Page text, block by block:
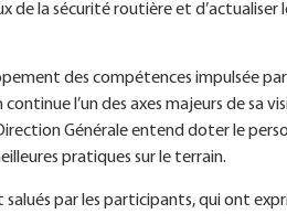
de la sécurité routière et d’actualiser
des compétences impulsée
l’un des axes majeurs de sa
Générale entend doter le
pratiques sur le terrain.
par les participants, qui ont